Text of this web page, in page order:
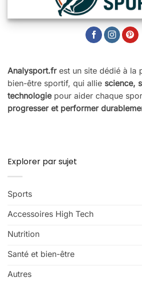
Analysport.frest un site dédié à la
bien-être sportif, qui allie science,
technologiepour aider chaque
progresser et performer
Explorer par sujet
Sports
Accessoires High Tech
Nutrition
Santé et bien-être
Autres